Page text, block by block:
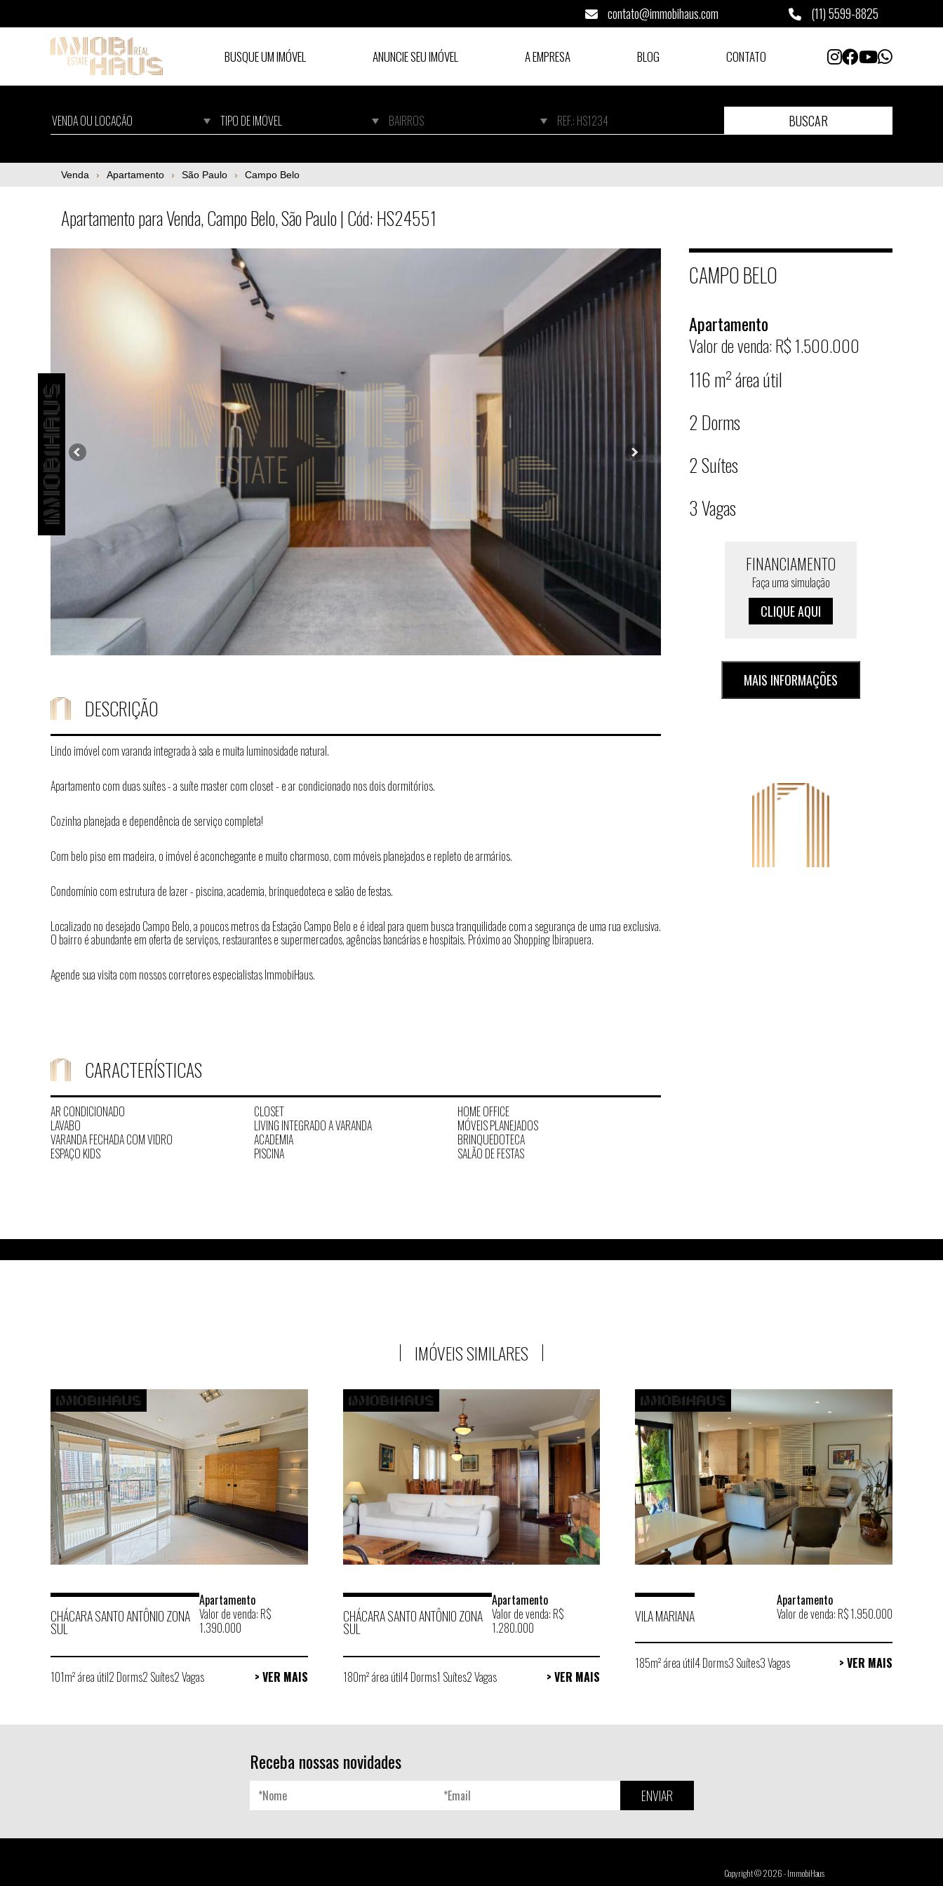
contato@immobihaus.com (11) 5599-8825
BUSQUE UM IMÓVEL ANUNCIE SEU IMÓVEL A EMPRESA BLOG CONTATO
Apartamento para Venda, Campo Belo, São Paulo | Cód: HS24551
BUSCAR
Venda Apartamento São Paulo Campo Belo
Apartamento para Venda, Campo Belo, São Paulo | Cód: HS24551
DESCRIÇÃO
Lindo imóvel com varanda integrada à sala e muita luminosidade natural.
Apartamento com duas suítes - a suíte master com closet - e ar condicionado nos dois dormitórios.
Cozinha planejada e dependência de serviço completa!
Com belo piso em madeira, o imóvel é aconchegante e muito charmoso, com móveis planejados e repleto de armários.
Condomínio com estrutura de lazer - piscina, academia, brinquedoteca e salão de festas.
Localizado no desejado Campo Belo, a poucos metros da Estação Campo Belo e é ideal para quem busca tranquilidade com a segurança de uma rua exclusiva.
O bairro é abundante em oferta de serviços, restaurantes e supermercados, agências bancárias e hospitais. Próximo ao Shopping Ibirapuera.
Agende sua visita com nossos corretores especialistas ImmobiHaus.
CARACTERÍSTICAS
AR CONDICIONADO CLOSET
HOME OFFICE
LAVABO
LIVING INTEGRADO A VARANDA
MÓVEIS PLANEJADOS
VARANDA FECHADA COM VIDRO
ACADEMIA
BRINQUEDOTECA
ESPAÇO KIDS
PISCINA SALÃO DE FESTAS
CAMPO BELO
Apartamento
Valor de venda: R$ 1.500.000
116 m² área útil
2 Dorms
2 Suítes
3 Vagas
FINANCIAMENTO
Faça uma simulação
CLIQUE AQUI
MAIS INFORMAÇÕES
IMÓVEIS SIMILARES
CHÁCARA SANTO ANTÔNIO ZONA
SUL
Apartamento
Valor de venda: R$
1.390.000
101m² área útil2 Dorms2 Suítes2 Vagas > VER MAIS
CHÁCARA SANTO ANTÔNIO ZONA
SUL
Apartamento
Valor de venda: R$
1.280.000
180m² área útil4 Dorms1 Suítes2 Vagas > VER MAIS
VILA MARIANA
Apartamento
Valor de venda: R$ 1.950.000
185m² área útil4 Dorms3 Suítes3 Vagas > VER MAIS
Receba nossas novidades
ENVIAR
Copyright © 2026 - ImmobiHaus